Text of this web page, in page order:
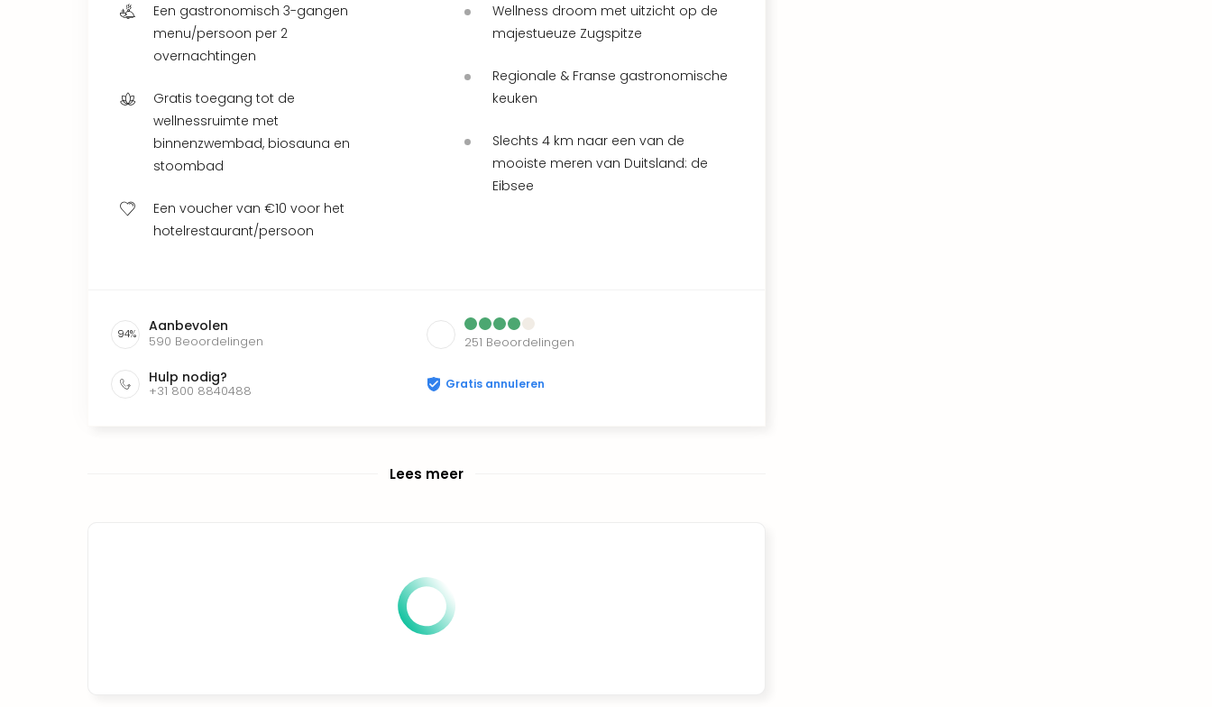
Een gastronomisch 3-gangen
menu/persoon per 2
overnachtingen
Gratis toegang tot de
wellnessruimte met
binnenzwembad, biosauna en
stoombad
Een voucher van €10 voor het
hotelrestaurant/persoon
Wellness droom met uitzicht op de
majestueuze Zugspitze
Regionale & Franse gastronomische
keuken
Slechts 4 km naar een van de
mooiste meren van Duitsland: de
Eibsee
94% Aanbevolen
590 Beoordelingen 251 Beoordelingen
Hulp nodig?
+31 800 8840488 Gratis annuleren
Lees meer